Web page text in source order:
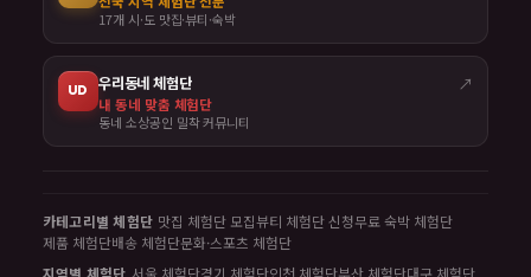
17개 시·도 맛집·뷰티·숙박
UD 우리동네 체험단 ↗
내 동네 맞춤 체험단
동네 소상공인 밀착 커뮤니티
카테고리별 체험단 맛집 체험단 모집뷰티 체험단 신청무료 숙박 체험단
제품 체험단배송 체험단문화·스포츠 체험단
지역별 체험단 서울 체험단경기 체험단인천 체험단부산 체험단대구 체험단